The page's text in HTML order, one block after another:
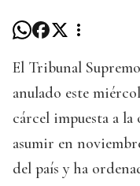
El Tribunal
anulado este
cárcel impuesta a
asumir en
del país y ha